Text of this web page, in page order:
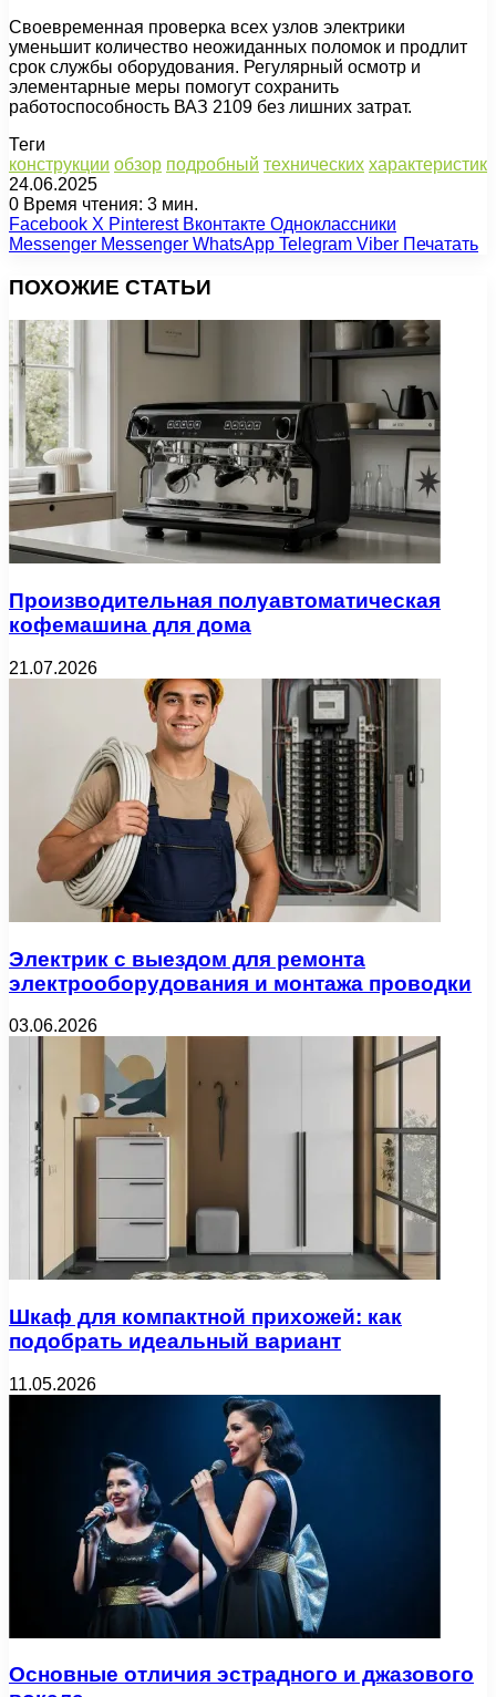
Своевременная проверка всех узлов электрики
уменьшит количество неожиданных поломок и продлит
срок службы оборудования. Регулярный осмотр и
элементарные меры помогут сохранить
работоспособность ВАЗ 2109 без лишних затрат.
Теги
конструкции обзор подробный технических характеристик
24.06.2025
0 Время чтения: 3 мин.
Facebook X Pinterest Вконтакте Одноклассники
Messenger Messenger WhatsApp Telegram Viber Печатать
ПОХОЖИЕ СТАТЬИ
Производительная полуавтоматическая
кофемашина для дома
21.07.2026
Электрик с выездом для ремонта
электрооборудования и монтажа проводки
03.06.2026
Шкаф для компактной прихожей: как
подобрать идеальный вариант
11.05.2026
Основные отличия эстрадного и джазового